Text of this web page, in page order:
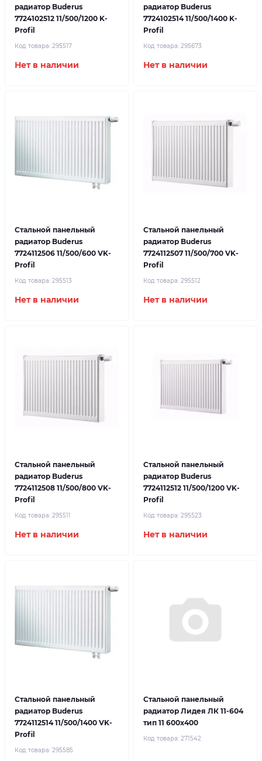
радиатор Buderus
7724102512 11/500/1200 K-
Profil
Код товара: 295517
Нет в наличии
радиатор Buderus
7724102514 11/500/1400 K-
Profil
Код товара: 295673
Нет в наличии
Стальной панельный
радиатор Buderus
7724112506 11/500/600 VK-
Profil
Код товара: 295513
Нет в наличии
Стальной панельный
радиатор Buderus
7724112507 11/500/700 VK-
Profil
Код товара: 295512
Нет в наличии
Стальной панельный
радиатор Buderus
7724112508 11/500/800 VK-
Profil
Код товара: 295511
Нет в наличии
Стальной панельный
радиатор Buderus
7724112512 11/500/1200 VK-
Profil
Код товара: 295523
Нет в наличии
Стальной панельный
радиатор Buderus
7724112514 11/500/1400 VK-
Profil
Код товара: 295585
Стальной панельный
радиатор Лидея ЛК 11-604
тип 11 600x400
Код товара: 271542